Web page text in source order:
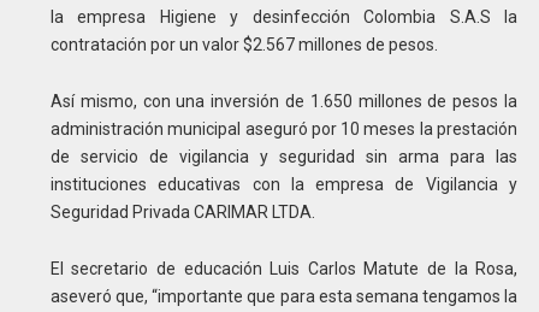
la empresa Higiene y desinfección Colombia S.A.S la
contratación por un valor $2.567 millones de pesos.
Así mismo, con una inversión de 1.650 millones de pesos la
administración municipal aseguró por 10 meses la prestación
de servicio de vigilancia y seguridad sin arma para las
instituciones educativas con la empresa de Vigilancia y
Seguridad Privada CARIMAR LTDA.
El secretario de educación Luis Carlos Matute de la Rosa,
aseveró que, “importante que para esta semana tengamos la